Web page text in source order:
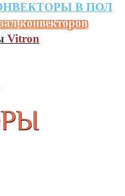
В ПОЛ
конвекторов
Vitron